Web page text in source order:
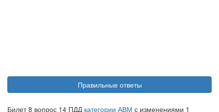
Правильные ответы
Билет 8 вопрос 14 ПДД категории АВМ с изменениями 1